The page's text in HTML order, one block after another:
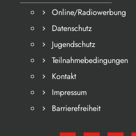
Online/Radiowerbung
Datenschutz
Jugendschutz
Teilnahmebedingungen
Kontakt
Impressum
Barrierefreiheit